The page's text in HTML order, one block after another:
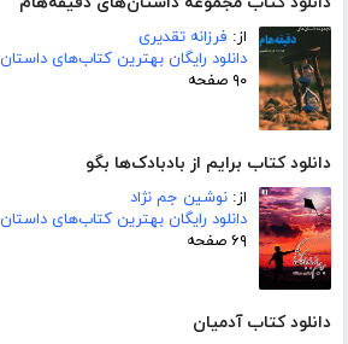
از: فرزانه تقدیری
دانلود رایگان بهترین کتاب‌های داستان
۹۰ صفحه
دانلود کتاب برایم از بادبادک‌ها بگو
از: نوشین جم نژاد
دانلود رایگان بهترین کتاب‌های داستان
۶۹ صفحه
دانلود کتاب آدمیان